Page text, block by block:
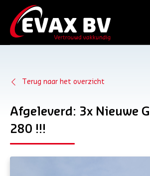
Terug naar het overzicht
Afgeleverd: 3x Nieuwe
280 !!!